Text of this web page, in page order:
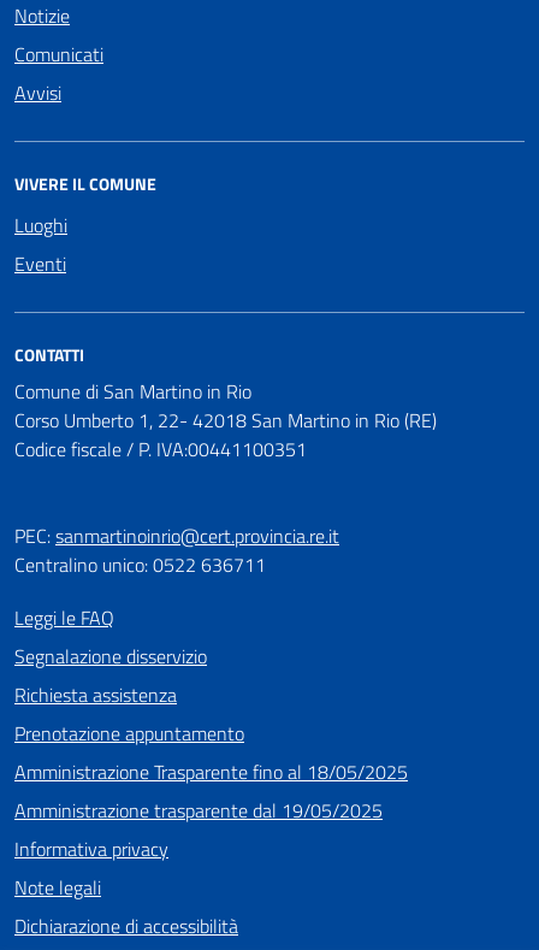
Notizie
Comunicati
Avvisi
VIVERE IL COMUNE
Luoghi
Eventi
CONTATTI
Comune di San Martino in Rio
Corso Umberto 1, 22- 42018 San Martino in Rio (RE)
Codice fiscale / P. IVA:00441100351
PEC:sanmartinoinrio@cert.provincia.re.it
Centralino unico: 0522 636711
Leggi le FAQ
Segnalazione disservizio
Richiesta assistenza
Prenotazione appuntamento
Amministrazione Trasparente fino al 18/05/2025
Amministrazione trasparente dal 19/05/2025
Informativa privacy
Note legali
Dichiarazione di accessibilità